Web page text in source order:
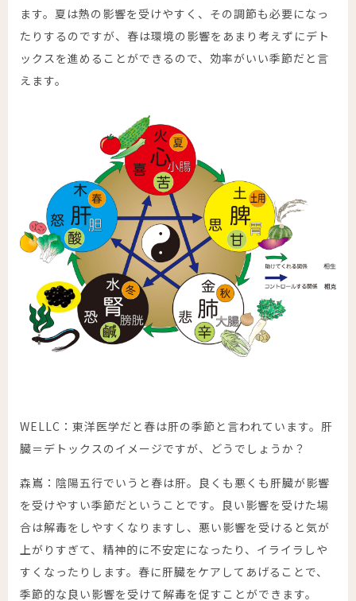
ます。夏は熱の影響を受けやすく、その調節も必要になっ
たりするのですが、春は環境の影響をあまり考えずにデト
ックスを進めることができるので、効率がいい季節だと言
えます。
WELLC：東洋医学だと春は肝の季節と言われています。肝
臓＝デトックスのイメージですが、どうでしょうか？
森嶌：陰陽五行でいうと春は肝。良くも悪くも肝臓が影響
を受けやすい季節だということです。良い影響を受けた場
合は解毒をしやすくなりますし、悪い影響を受けると気が
上がりすぎて、精神的に不安定になったり、イライラしや
すくなったりします。春に肝臓をケアしてあげることで、
季節的な良い影響を受けて解毒を促すことができます。